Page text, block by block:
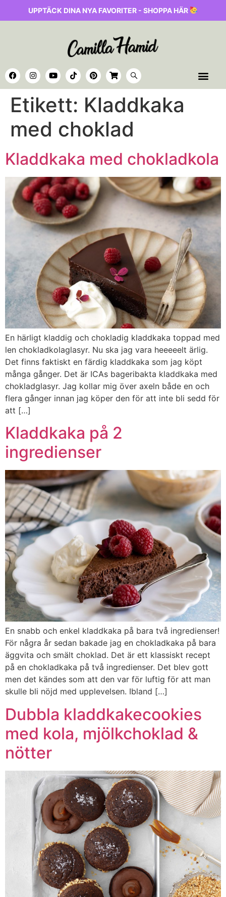
UPPTÄCK DINA NYA FAVORITER - SHOPPA HÄR
Etikett: Kladdkaka
med choklad
Kladdkaka med chokladkola
En härligt kladdig och chokladig kladdkaka toppad med
len chokladkolaglasyr. Nu ska jag vara heeeeelt ärlig.
Det finns faktiskt en färdig kladdkaka som jag köpt
många gånger. Det är ICAs bageribakta kladdkaka med
chokladglasyr. Jag kollar mig över axeln både en och
flera gånger innan jag köper den för att inte bli sedd för
att […]
Kladdkaka på 2
ingredienser
En snabb och enkel kladdkaka på bara två ingredienser!
För några år sedan bakade jag en chokladkaka på bara
äggvita och smält choklad. Det är ett klassiskt recept
på en chokladkaka på två ingredienser. Det blev gott
men det kändes som att den var för luftig för att man
skulle bli nöjd med upplevelsen. Ibland […]
Dubbla kladdkakecookies
med kola, mjölkchoklad &
nötter